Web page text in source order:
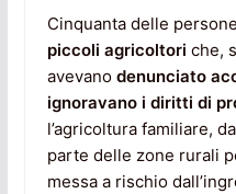
Cinquanta delle
piccoli agricoltori che,
avevano denunciato
ignoravano i diritti di
l’agricoltura familiare,
parte delle zone rurali
messa a rischio